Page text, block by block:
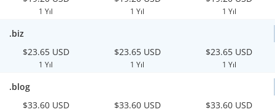
1 Yıl 1 Yıl 1 Yıl
.biz
$23.65 USD
1 Yıl
$23.65 USD
1 Yıl
$23.65 USD
1 Yıl
.blog
$33.60 USD
$33.60 USD $33.60 USD